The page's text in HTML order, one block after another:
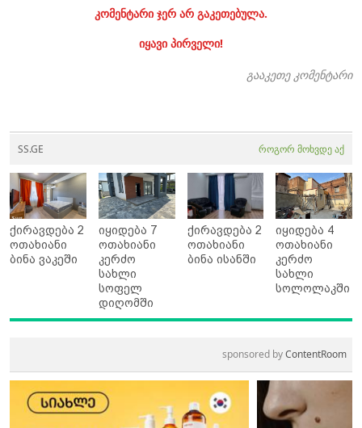
კომენტარი ჯერ არ გაკეთებულა.
იყავი პირველი!
გააკეთე კომენტარი
SS.GE როგორ მოხვდე აქ
ქირავდება 2
ოთახიანი
ბინა ვაკეში
იყიდება 7
ოთახიანი
კერძო
სახლი
სოფელ
დიღომში
ქირავდება 2
ოთახიანი
ბინა ისანში
იყიდება 4
ოთახიანი
კერძო
სახლი
სოლოლაკში
sponsored byContentRoom